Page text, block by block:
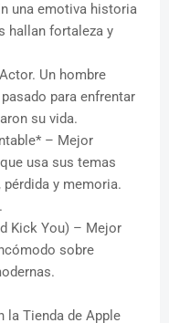
una emotiva historia
hallan fortaleza y
Un hombre
para enfrentar
su vida.
– Mejor
usa sus temas
y memoria.
Kick You) – Mejor
sobre
la Tienda de Apple